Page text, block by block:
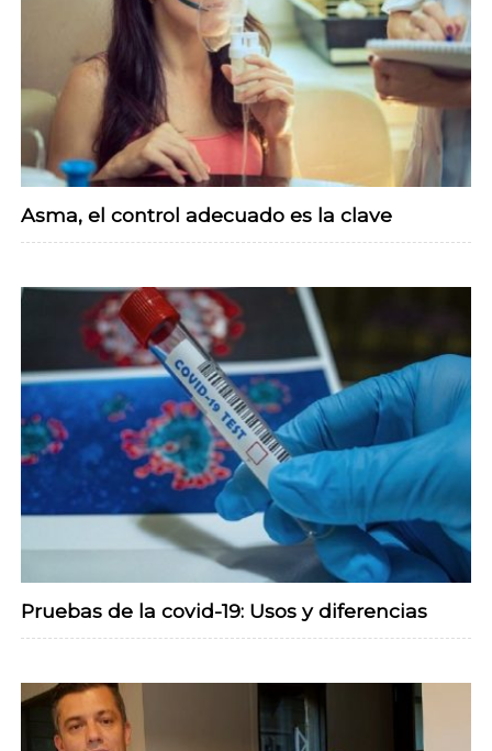
Asma, el control adecuado es la clave
Pruebas de la covid-19: Usos y diferencias